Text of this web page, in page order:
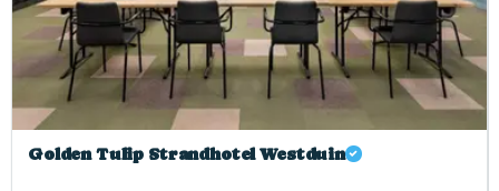
Golden Tulip Strandhotel Westduin